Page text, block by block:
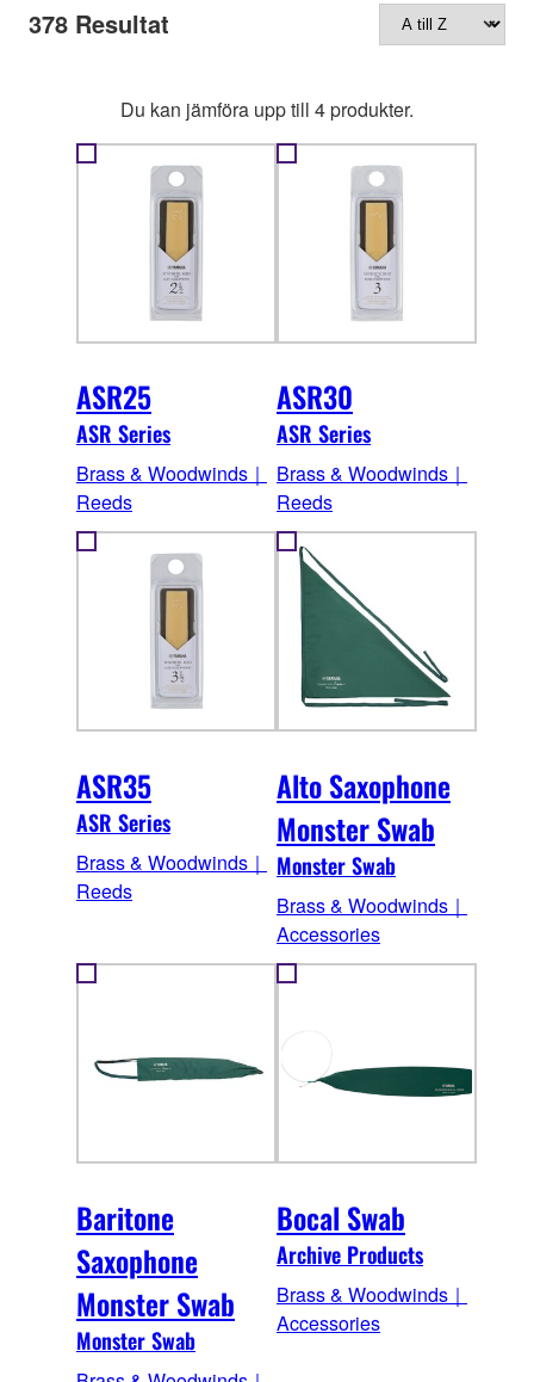
378 Resultat
Du kan jämföra upp till 4 produkter.
ASR25
ASR Series
Brass & Woodwinds｜
Reeds
ASR30
ASR Series
Brass & Woodwinds｜
Reeds
ASR35
ASR Series
Brass & Woodwinds｜
Reeds
Alto Saxophone
Monster Swab
Monster Swab
Brass & Woodwinds｜
Accessories
Baritone
Saxophone
Monster Swab
Monster Swab
Bocal Swab
Archive Products
Brass & Woodwinds｜
Accessories